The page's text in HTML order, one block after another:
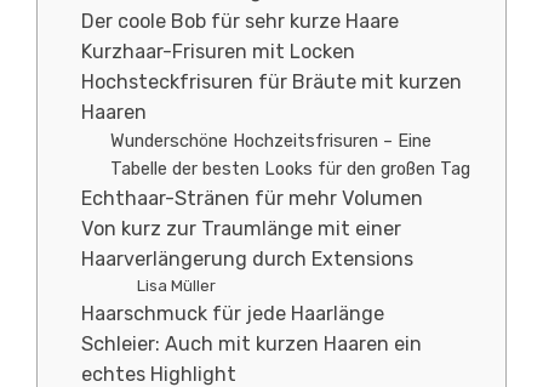
Der coole Bob für sehr kurze Haare
Kurzhaar-Frisuren mit Locken
Hochsteckfrisuren für Bräute mit kurzen
Haaren
Wunderschöne Hochzeitsfrisuren – Eine
Tabelle der besten Looks für den großen Tag
Echthaar-Stränen für mehr Volumen
Von kurz zur Traumlänge mit einer
Haarverlängerung durch Extensions
Lisa Müller
Haarschmuck für jede Haarlänge
Schleier: Auch mit kurzen Haaren ein
echtes Highlight